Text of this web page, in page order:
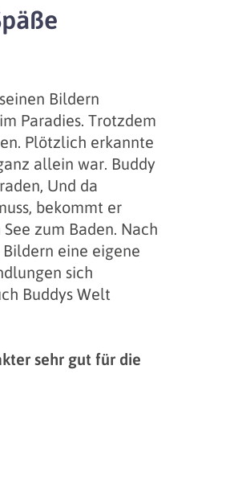
Bildern
Paradies. Trotzdem
Plötzlich erkannte
allein war. Buddy
Und da
bekommt er
zum Baden. Nach
eine eigene
sich
Buddys Welt
sehr gut für die